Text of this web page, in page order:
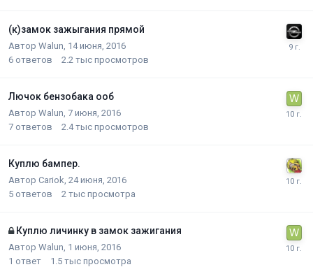
(к)замок зажыгания прямой
Автор Walun 14 июня, 2016
6 ответов 2.2 тыс просмотров
Лючок бензобака ооб
Автор Walun 7 июня, 2016
7 ответов 2.4 тыс просмотров
Куплю бампер.
Автор Cariok 24 июня, 2016
5 ответов 2 тыс просмотра
Куплю личинку в замок зажигания
Автор Walun 1 июня, 2016
1 ответ 1.5 тыс просмотра